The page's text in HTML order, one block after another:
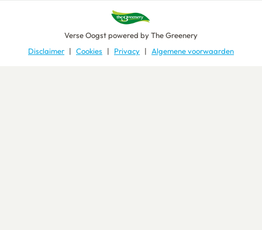
Verse Oogstpowered byThe Greenery
Disclaimer
Cookies Privacy Algemene voorwaarden